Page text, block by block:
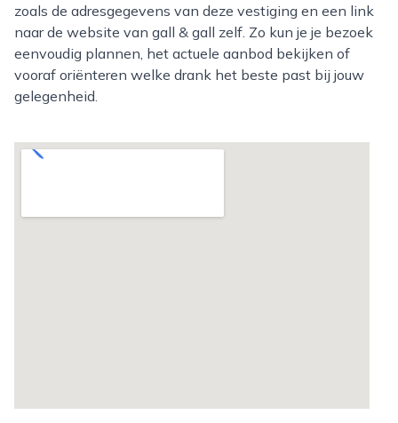
zoals de adresgegevens van deze vestiging en een link
naar de website van gall & gall zelf. Zo kun je je bezoek
eenvoudig plannen, het actuele aanbod bekijken of
vooraf oriënteren welke drank het beste past bij jouw
gelegenheid.